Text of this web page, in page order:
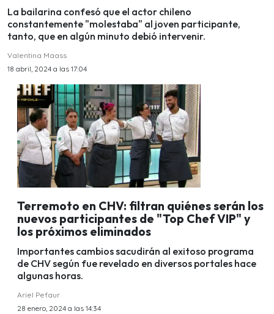
La bailarina confesó que el actor chileno
constantemente "molestaba" al joven participante,
tanto, que en algún minuto debió intervenir.
Valentina Maass
18 abril, 2024 a las 17:04
Terremoto en CHV: filtran quiénes serán los
nuevos participantes de "Top Chef VIP" y
los próximos eliminados
Importantes cambios sacudirán al exitoso programa
de CHV según fue revelado en diversos portales hace
algunas horas.
Ariel Pefaur
28 enero, 2024 a las 14:34